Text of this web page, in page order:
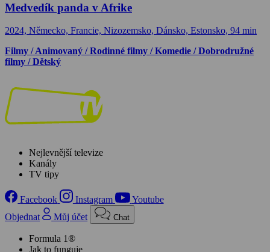
Medvedík panda v Afrike
2024, Německo, Francie, Nizozemsko, Dánsko, Estonsko, 94 min
Filmy / Animovaný / Rodinné filmy / Komedie / Dobrodružné
filmy / Dětský
Nejlevnější televize
Kanály
TV tipy
Facebook Instagram
Youtube
Objednat
Můj účet Chat
Formula 1®
Jak to funguje